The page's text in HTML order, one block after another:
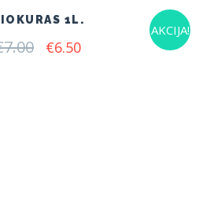
AKCIJA!
1L.
7.00 Original
€6.50Current